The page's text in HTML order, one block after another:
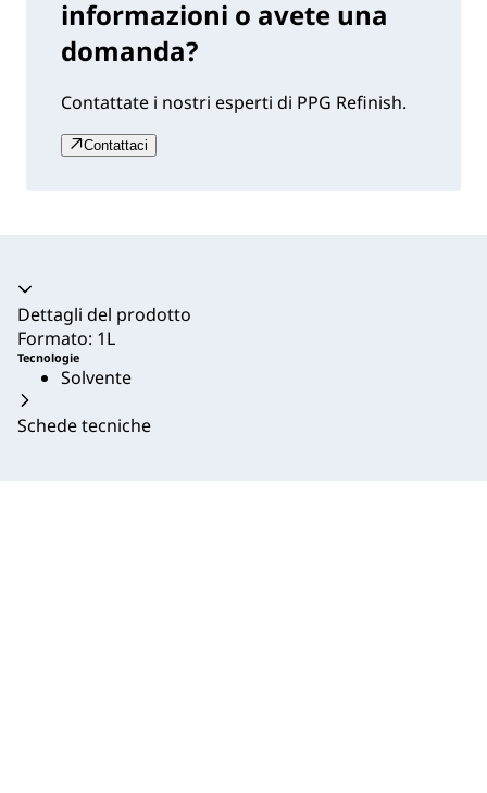
informazioni o avete una
domanda?
Contattate i nostri esperti di PPG Refinish.
Contattaci
Dettagli del prodotto
Formato: 1L
Tecnologie
Solvente
Schede tecniche